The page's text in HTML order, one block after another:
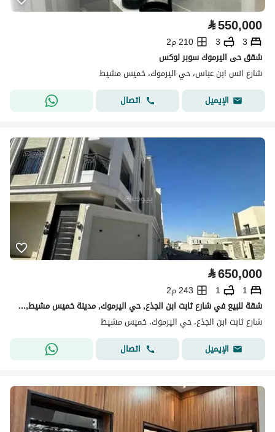
⃁550,000
3
3
210 م2
شقق حى اليرموك سوبر لوكس
شارع انس ابن عباس، حي اليرموك، خميس مشيط
الإيميل
اتصال
⃁650,000
1
1
243 م2
شقة للبيع في شارع ثابت ابن الجذع, حي اليرموك, مدينة خميس مشيط, منطقة عسير
شارع ثابت ابن الجذع، حي اليرموك، خميس مشيط
الإيميل
اتصال